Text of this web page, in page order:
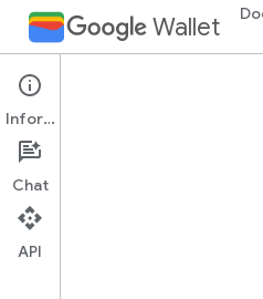
Wallet
O
Informações
Chat
API